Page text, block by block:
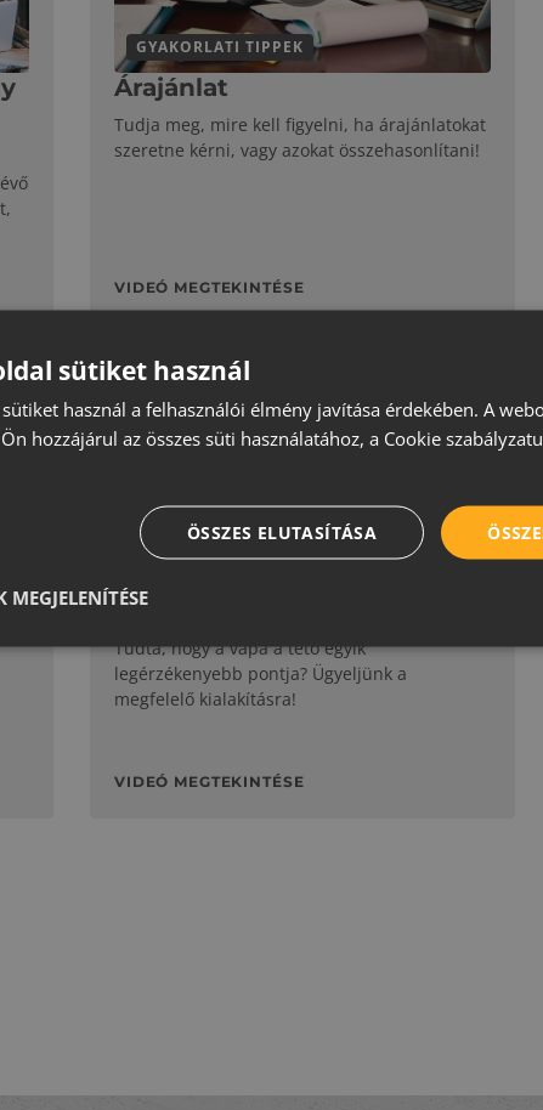
GYAKORLATI TIPPEK
Árajánlat
Tudja meg, mire kell figyelni, ha árajánlatokat
szeretne kérni, vagy azokat összehasonlítani!
VIDEÓ MEGTEKINTÉSE
A vápa szakszerű kialakítása
Tudta, hogy a vápa a tető egyik
legérzékenyebb pontja? Ügyeljünk a
megfelelő kialakításra!
VIDEÓ MEGTEKINTÉSE
sütiket használ
használ a felhasználói élmény javítása érdekében. A
hozzájárul az összes süti használatához, a Cookie
ÖSSZES ELUTASÍTÁSA
MEGJELENÍTÉSE